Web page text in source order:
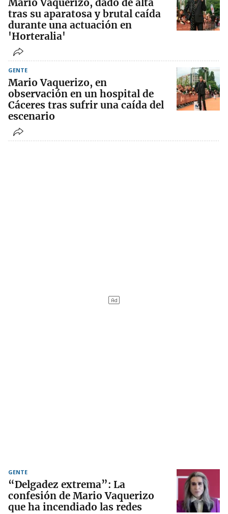
Mario Vaquerizo, dado de alta
tras su aparatosa y brutal caída
durante una actuación en
'Horteralia'
GENTE
Mario Vaquerizo, en
observación en un hospital de
Cáceres tras sufrir una caída del
escenario
GENTE
“Delgadez extrema”: La
confesión de Mario Vaquerizo
que ha incendiado las redes